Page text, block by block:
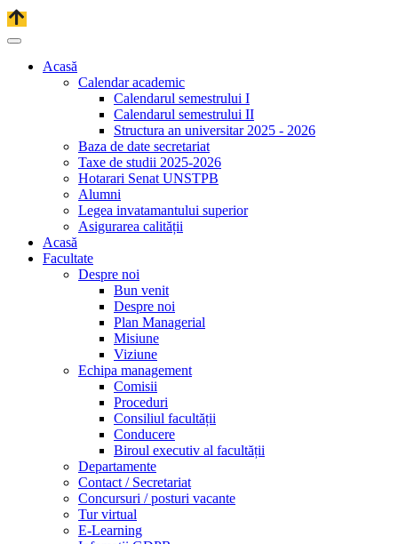
Acasă
Calendar academic
Calendarul semestrului I
Calendarul semestrului II
Structura an universitar 2025 - 2026
Baza de date secretariat
Taxe de studii 2025-2026
Hotarari Senat UNSTPB
Alumni
Legea invatamantului superior
Asigurarea calității
Acasă
Facultate
Despre noi
Bun venit
Despre noi
Plan Managerial
Misiune
Viziune
Echipa management
Comisii
Proceduri
Consiliul facultății
Conducere
Biroul executiv al facultății
Departamente
Contact / Secretariat
Concursuri / posturi vacante
Tur virtual
E-Learning